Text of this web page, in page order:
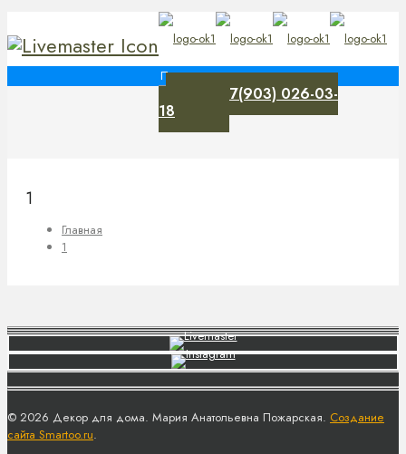
+7(903) 026-03-
18
1
Главная
1
© 2026 Декор для дома. Мария Анатольевна Пожарская. Создание
сайта Smartoo.ru.